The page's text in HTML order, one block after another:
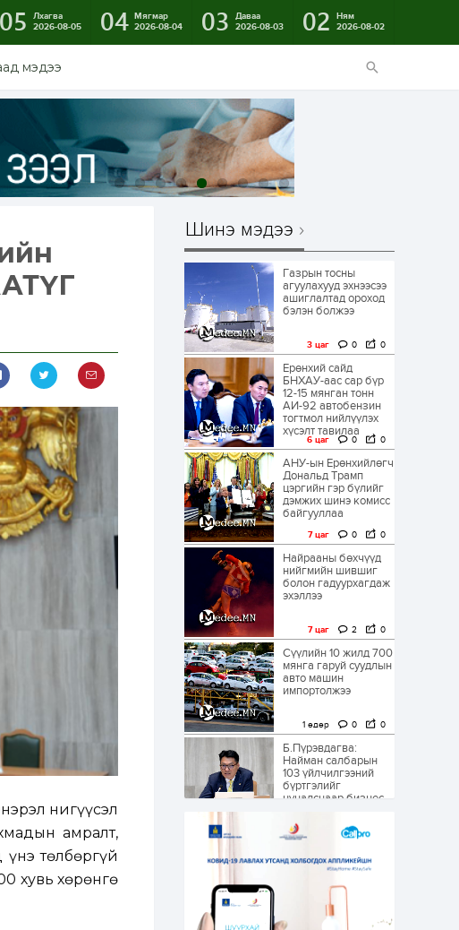
05
Лхагва
2026-08-05
04 Мягмар
2026-08-04
03
Даваа
2026-08-03
02
Ням
2026-08-02
мэдээ
нигүүсэл
амралт,
төлбөргүй
хувь хөрөнгө
Шинэ мэдээ
Газрын тосны
агуулахууд эхнээсээ
ашиглалтад ороход
бэлэн болжээ
3 цаг 0 0
Ерөнхий сайд
БНХАУ-аас сар бүр
12-15 мянган тонн
АИ-92 автобензин
тогтмол нийлүүлэх
хүсэлт тавилаа
6 цаг 0 0
АНУ-ын Ерөнхийлөгч
Дональд Трамп
цэргийн гэр бүлийг
дэмжих шинэ комисс
байгууллаа
7 цаг 0 0
Найрааны бөхчүүд
нийгмийн шившиг
болон гадуурхагдаж
эхэллээ
7 цаг 2 0
Сүүлийн 10 жилд 700
мянга гаруй суудлын
авто машин
импортолжээ
1 өдөр 0 0
Б.Пүрэвдагва:
Найман салбарын
103 үйлчилгээний
бүртгэлийг
цуцалснаар бизнес
Долдугаар сард
709.503 зөрчил
бүртгэгджээ
1 өдөр